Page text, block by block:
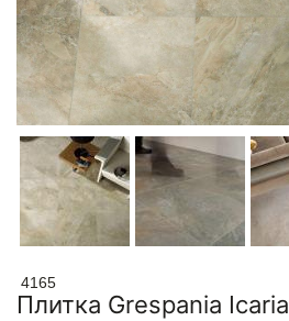
4165
Плитка Grespania Icaria